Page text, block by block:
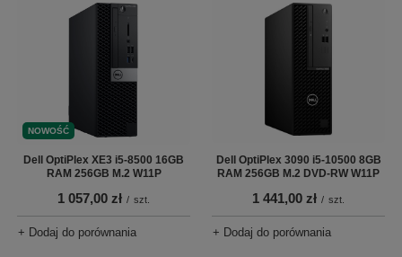
NOWOŚĆ
Dell OptiPlex XE3 i5-8500 16GB
RAM 256GB M.2 W11P
1 057,00 zł / szt.
+ Dodaj do porównania
Dell OptiPlex 3090 i5-10500 8GB
RAM 256GB M.2 DVD-RW W11P
1 441,00 zł / szt.
+ Dodaj do porównania